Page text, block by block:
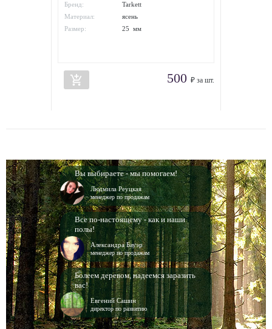
Бренд:
Tarkett
Материал:
ясень
Размер:
25 мм
add_shopping_cart 500 ₽ за шт.
Вы выбираете - мы помогаем!
Людмила Реуцкая
менеджер по продажам
Все по-настоящему - как и наши
полы!
Александра Бауэр
менеджер по продажам
Болеем деревом, надеемся заразить
вас!
Евгений Сашин
директор по развитию